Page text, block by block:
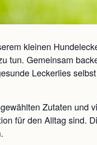
kleinen
tun. Gemeinsam
Leckerlies
Zutaten und
für den Alltag sind.